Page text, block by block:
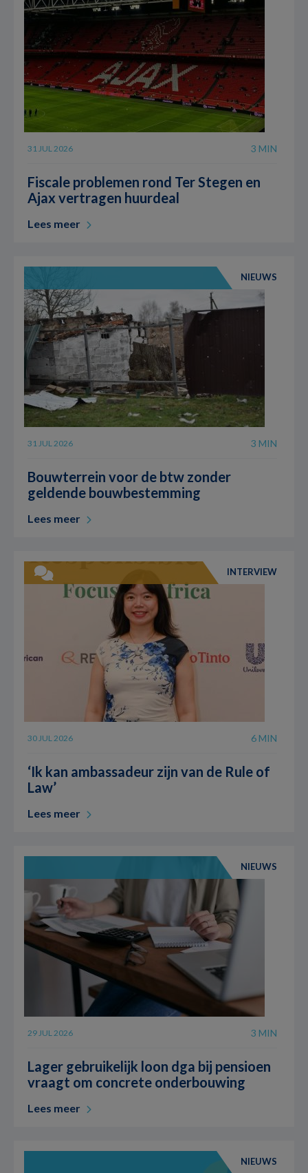
31 JUL 2026 3 MIN
Fiscale problemen rond Ter Stegen en
Ajax vertragen huurdeal
Lees meer
NIEUWS
31 JUL 2026 3 MIN
Bouwterrein voor de btw zonder
geldende bouwbestemming
Lees meer
INTERVIEW
30 JUL 2026 6 MIN
‘Ik kan ambassadeur zijn van de Rule of
Law’
Lees meer
NIEUWS
29 JUL 2026 3 MIN
Lager gebruikelijk loon dga bij pensioen
vraagt om concrete onderbouwing
Lees meer
NIEUWS